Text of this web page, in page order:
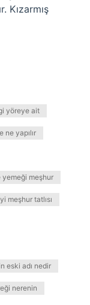
Kızarmış
yöreye ait
ne yapılır
yemeği meşhur
meşhur tatlısı
eski adı nedir
nerenin